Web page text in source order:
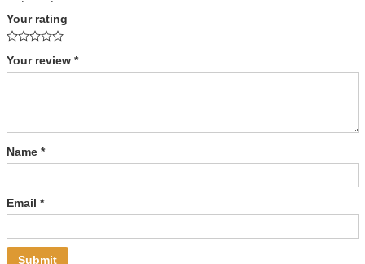
Your rating
Your review *
Name *
Email *